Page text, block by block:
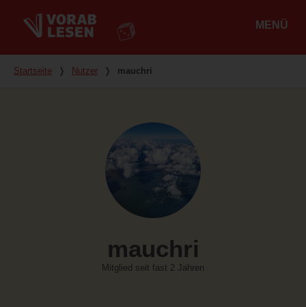
MENÜ
Du bist hier
Startseite ❭ Nutzer ❭ mauchri
mauchri
Mitglied seit fast 2 Jahren